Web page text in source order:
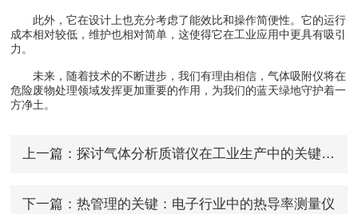
此外，它在设计上也充分考虑了能效比和操作简便性。它的运行
成本相对较低，维护也相对简单，这使得它在工业应用中更具有吸引
力。
未来，随着技术的不断进步，我们有理由相信，气体吸附仪将在
危险废物处理领域发挥更加重要的作用，为我们的蓝天绿地守护着一
方净土。
上一篇： 探讨气体分析质谱仪在工业生产中的关键作用
下一篇： 热管理的关键：电子行业中的热导率测量仪